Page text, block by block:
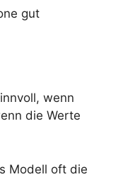
gut
wenn
die Werte
Modell oft die